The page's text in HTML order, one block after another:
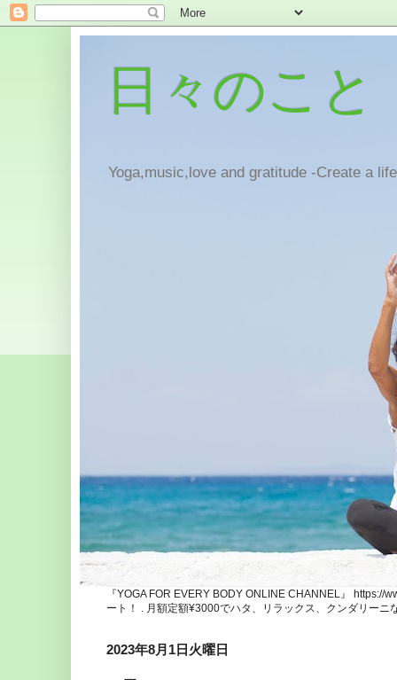
日々のこと
Yoga,music,love and gratitude -Create a
『YOGA FOR EVERY BODY ONLINE CHANNEL』
ート！ . 月額定額¥3000でハタ、リラックス、クンダリー
2023年8月1日火曜日